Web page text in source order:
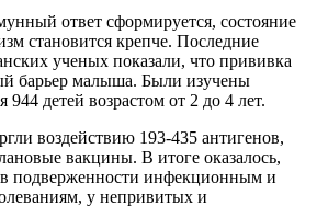
ответ сформируется, состояние
становится крепче. Последние
ученых показали, что прививка
барьер малыша. Были изучены
детей возрастом от 2 до 4 лет.
воздействию 193-435 антигенов,
вакцины. В итоге оказалось,
подверженности инфекционным и
у непривитых и